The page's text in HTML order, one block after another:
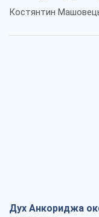
Костянтин
Дух Анкориджа